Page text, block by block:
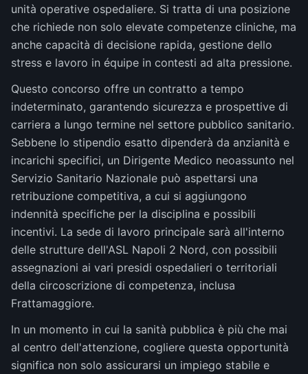
unità operative ospedaliere. Si tratta di una posizione
che richiede non solo elevate competenze cliniche, ma
anche capacità di decisione rapida, gestione dello
stress e lavoro in équipe in contesti ad alta pressione.
Questo concorso offre un contratto a tempo
indeterminato, garantendo sicurezza e prospettive di
carriera a lungo termine nel settore pubblico sanitario.
Sebbene lo stipendio esatto dipenderà da anzianità e
incarichi specifici, un Dirigente Medico neoassunto nel
Servizio Sanitario Nazionale può aspettarsi una
retribuzione competitiva, a cui si aggiungono
indennità specifiche per la disciplina e possibili
incentivi. La sede di lavoro principale sarà all'interno
delle strutture dell'ASL Napoli 2 Nord, con possibili
assegnazioni ai vari presidi ospedalieri o territoriali
della circoscrizione di competenza, inclusa
Frattamaggiore.
In un momento in cui la sanità pubblica è più che mai
al centro dell'attenzione, cogliere questa opportunità
significa non solo assicurarsi un impiego stabile e